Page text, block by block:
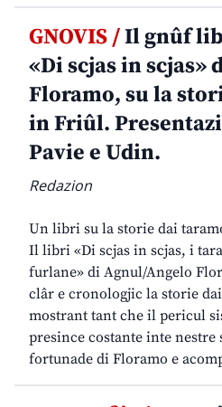
GNOVIS /Il gnûf
«Di scjas in scjas»
Floramo, su la
in Friûl.
Pavie e Udin.
Redazion
Un libri su la storie dai
Il libri «Di scjas in scjas, i
furlane» di Agnul/Angelo
clâr e cronologjic la storie
mostrant tant che il pericul
presince costante inte nestre
fortunade di Floramo e